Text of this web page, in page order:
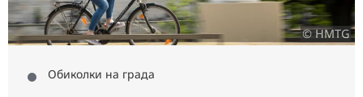
© HMTG
Обиколки на града